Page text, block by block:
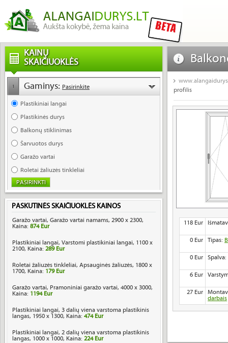
KAINŲ
SKAIČIUOKLĖS
1 Gaminys: Pasirinkite
Plastikiniai langai
Plastikinės durys
Balkonų stiklinimas
Šarvuotos durys
Garažo vartai
Roletai žaliuzės tinkleliai
PASKUTINĖS SKAIČIUOKLĖS KAINOS
Garažo vartai, Garažo vartai namams, 2900 x 2300,
Kaina: 874 Eur
Plastikiniai langai, Varstomi plastikiniai langai, 1100 x
2100, Kaina: 289 Eur
Roletai žaliuzės tinkleliai, Apsauginės žaliuzės, 1800 x
1700, Kaina: 179 Eur
Garažo vartai, Pramoniniai garažo vartai, 4000 x 3000,
Kaina: 1194 Eur
Plastikiniai langai, 3 dalių viena varstoma plastikinis
langas, 1950 x 1300, Kaina: 474 Eur
Plastikiniai langai, 2 dalių viena varstoma plastikinis
langas, 1000 x 1000, Kaina: 224 Eur
pigus
profilis
118 Eur
0 Eur Tipas:
0 Eur Spalva:
6 Eur
27 Eur
darbais